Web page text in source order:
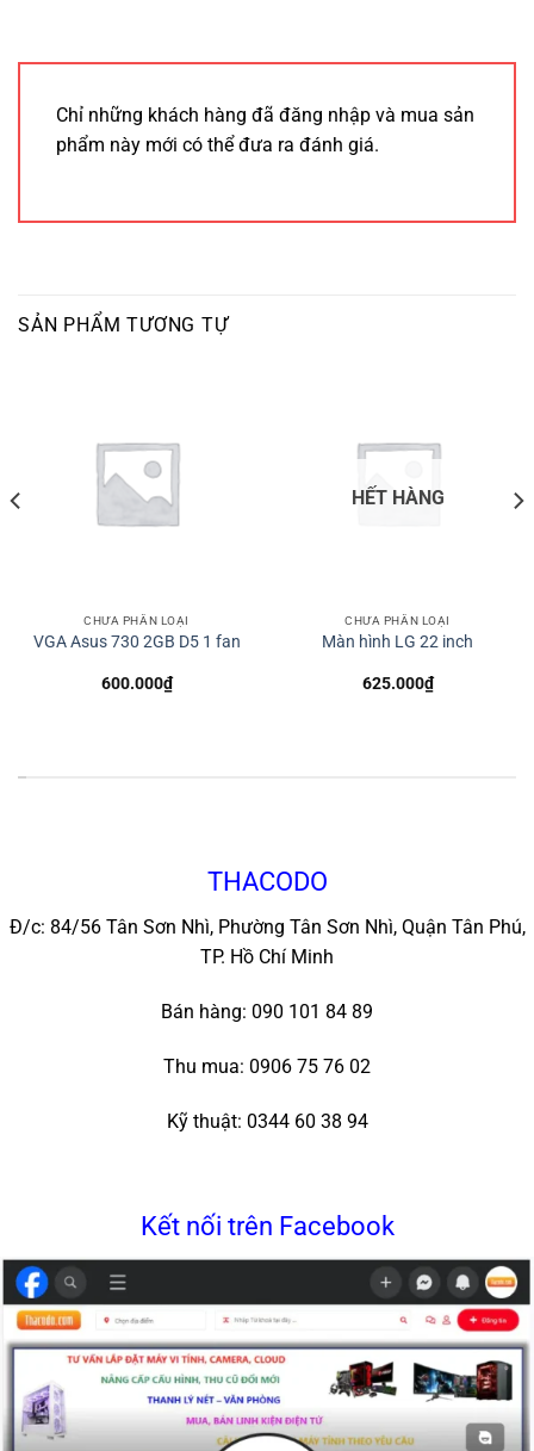
Chỉ những khách hàng đã đăng nhập và mua sản
phẩm này mới có thể đưa ra đánh giá.
SẢN PHẨM TƯƠNG TỰ
CHƯA PHÂN LOẠI
VGA Asus 730 2GB D5 1 fan
600.000₫
HẾT HÀNG
CHƯA PHÂN LOẠI
Màn hình LG 22 inch
625.000₫
THACODO
Đ/c: 84/56 Tân Sơn Nhì, Phường Tân Sơn Nhì, Quận Tân Phú,
TP. Hồ Chí Minh
Bán hàng: 090 101 84 89
Thu mua: 0906 75 76 02
Kỹ thuật: 0344 60 38 94
Kết nối trên Facebook